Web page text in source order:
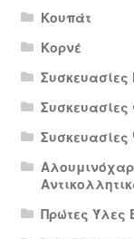
Κουπάτ
Κορνέ
Συσκευασίες
Πρώτες Ύλες